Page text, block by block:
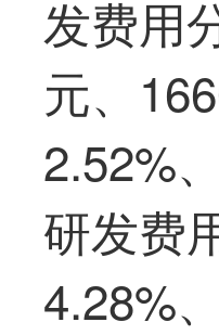
发费用
元、
2.52%
研发费
4.28%